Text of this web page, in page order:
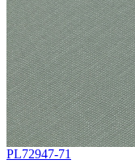
PL72947-71